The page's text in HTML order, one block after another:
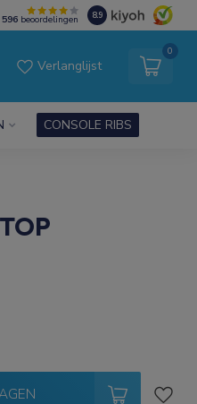
596 beoordelingen 8.9
Verlanglijst
0
CONSOLE RIBS